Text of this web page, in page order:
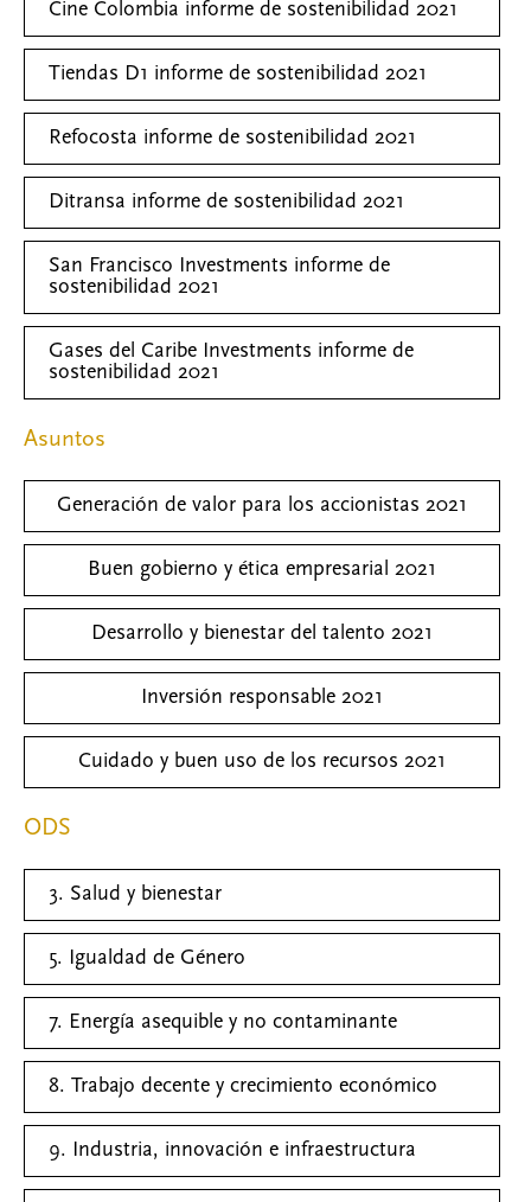
Cine Colombia informe de sostenibilidad 2021
Tiendas D1 informe de sostenibilidad 2021
Refocosta informe de sostenibilidad 2021
Ditransa informe de sostenibilidad 2021
San Francisco Investments informe de
sostenibilidad 2021
Gases del Caribe Investments informe de
sostenibilidad 2021
Asuntos
Generación de valor para los accionistas 2021
Buen gobierno y ética empresarial 2021
Desarrollo y bienestar del talento 2021
Inversión responsable 2021
Cuidado y buen uso de los recursos 2021
ODS
3. Salud y bienestar
5. Igualdad de Género
7. Energía asequible y no contaminante
8. Trabajo decente y crecimiento económico
9. Industria, innovación e infraestructura